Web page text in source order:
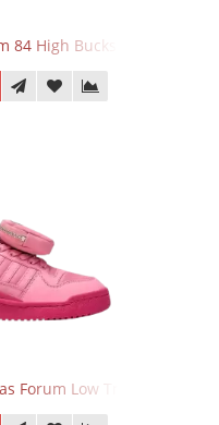
84 High Bucks
Forum Low Triple Pink